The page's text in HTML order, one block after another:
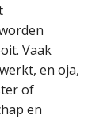
Vaak
en oja,
of
en